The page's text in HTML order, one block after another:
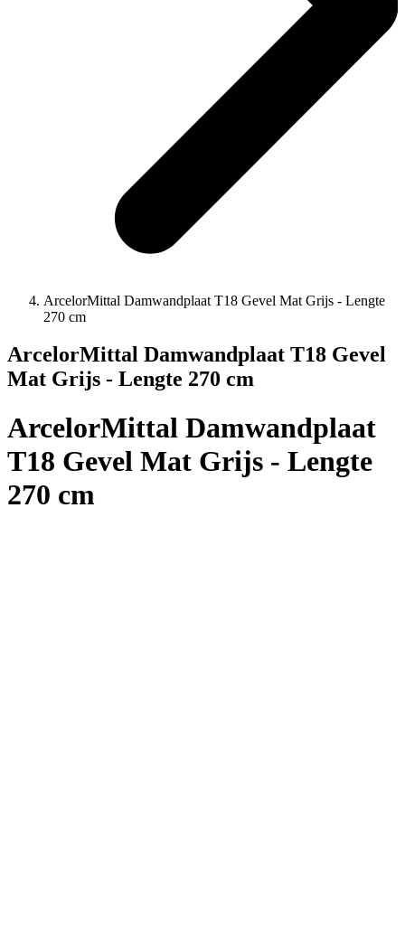
ArcelorMittal Damwandplaat T18 Gevel Mat Grijs - Lengte
270 cm
ArcelorMittal Damwandplaat T18 Gevel
Mat Grijs - Lengte 270 cm
ArcelorMittal Damwandplaat
T18 Gevel Mat Grijs - Lengte
270 cm